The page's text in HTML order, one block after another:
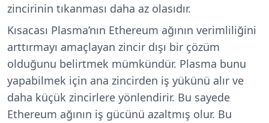
zincirinin tıkanması daha az olasıdır.
Kısacası Plasma’nın Ethereum ağının verimliliğini
arttırmayı amaçlayan zincir dışı bir çözüm
olduğunu belirtmek mümkündür. Plasma bunu
yapabilmek için ana zincirden iş yükünü alır ve
daha küçük zincirlere yönlendirir. Bu sayede
Ethereum ağının iş gücünü azaltmış olur. Bu